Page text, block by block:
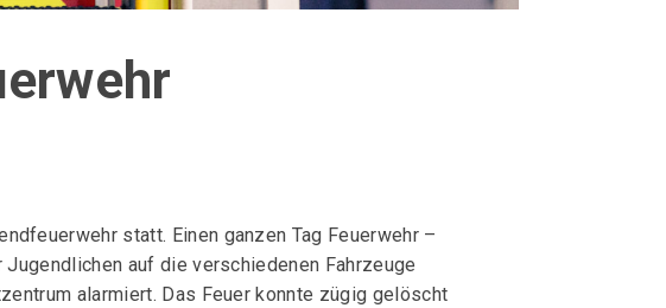
statt. Einen ganzen Tag Feuerwehr –
auf die verschiedenen Fahrzeuge
alarmiert. Das Feuer konnte zügig gelöscht